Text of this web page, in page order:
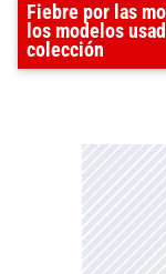
Fiebre por las
los modelos
colección